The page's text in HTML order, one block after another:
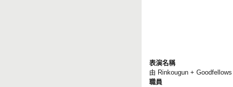
表演名稱
由 Rinkougun + Goodfellows
職員